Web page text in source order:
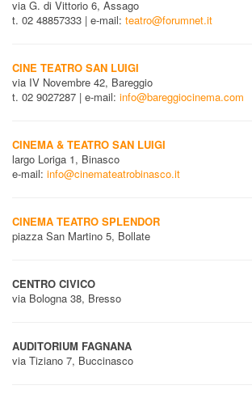
via G. di Vittorio 6, Assago
t. 02 48857333 | e-mail: teatro@forumnet.it
CINE TEATRO SAN LUIGI
via IV Novembre 42, Bareggio
t. 02 9027287 | e-mail: info@bareggiocinema.com
CINEMA & TEATRO SAN LUIGI
largo Loriga 1, Binasco
e-mail: info@cinemateatrobinasco.it
CINEMA TEATRO SPLENDOR
piazza San Martino 5, Bollate
CENTRO CIVICO
via Bologna 38, Bresso
AUDITORIUM FAGNANA
via Tiziano 7, Buccinasco